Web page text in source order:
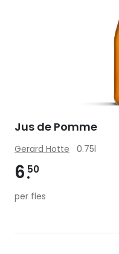
Jus de Pomme
Gerard Hotte 0.75l
6 50
per fles